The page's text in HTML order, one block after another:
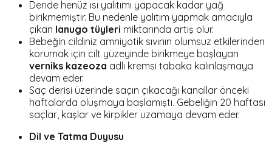
Deride henüz ısı yalıtımı yapacak kadar yağ
birikmemiştir. Bu nedenle yalıtım yapmak amacıyla
çıkan lanugo tüyleri miktarında artış olur.
Bebeğin cildiniz amniyotik sıvının olumsuz etkilerinden
korumak için cilt yüzeyinde birikmeye başlayan
verniks kazeoza adlı kremsi tabaka kalınlaşmaya
devam eder.
Saç derisi üzerinde saçın çıkacağı kanallar önceki
haftalarda oluşmaya başlamıştı. Gebeliğin 20 haftası
saçlar, kaşlar ve kirpikler uzamaya devam eder.
Dil ve Tatma Duyusu